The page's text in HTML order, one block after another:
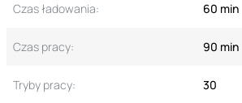
Czas ładowania: 60 min
Czas pracy: 90 min
Tryby pracy: 30